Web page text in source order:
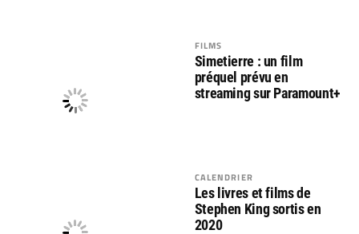
FILMS
Simetierre : un film
préquel prévu en
streaming sur Paramount+
CALENDRIER
Les livres et films de
Stephen King sortis en
2020